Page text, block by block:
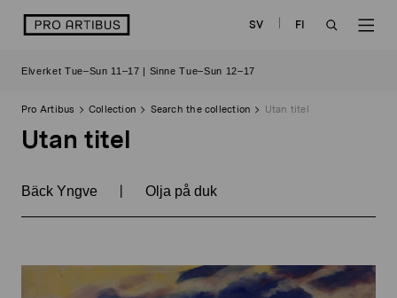
logo SV
FI
Elverket Tue–Sun 11–17 | Sinne Tue–Sun 12–17
Pro Artibus Collection Search the collection Utan titel
Utan titel
Bäck Yngve | Olja på duk